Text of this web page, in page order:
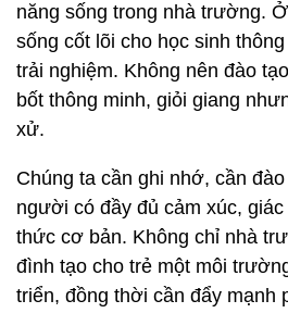
năng sống trong nhà trường.
sống cốt lõi cho học sinh
trải nghiệm. Không nên đào
bốt thông minh, giỏi giang
xử.
Chúng ta cần ghi nhớ, cần
người có đầy đủ cảm xúc,
thức cơ bản. Không chỉ nhà
đình tạo cho trẻ một môi
triển, đồng thời cần đẩy mạnh